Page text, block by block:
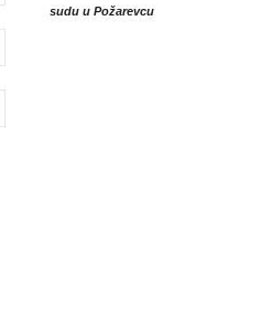
sudu u Požarevcu